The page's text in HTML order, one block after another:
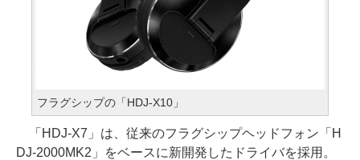
フラグシップの「HDJ-X10」
「HDJ-X7」は、従来のフラグシップヘッドフォン「H
DJ-2000MK2」をベースに新開発したドライバを採用。